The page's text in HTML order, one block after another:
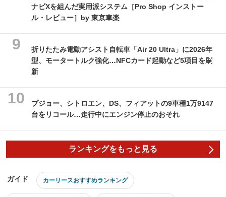
ナビXを組んだ実用派システム［Pro Shop インストー
ル・レビュー］by 東京車楽
折りたたみ電動アシスト自転車「Air 20 Ultra」に2026年
型、モータートルク強化…NFCカード起動など5項目を刷
新
プジョー、シトロエン、DS、フィアットの9車種1万9147
台をリコール…走行中にエンジン停止のおそれ
ランキングをもっと見る
ガイド カーリースおすすめランキング